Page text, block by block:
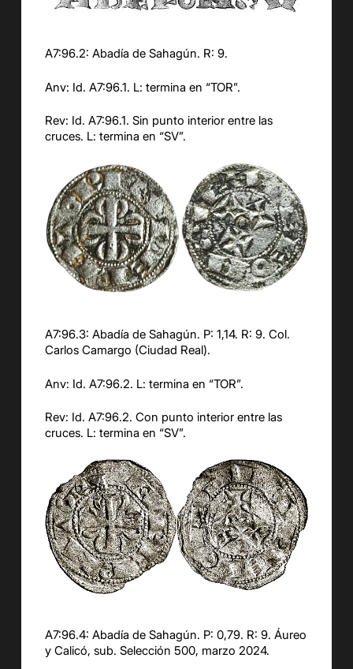
A7:96.2: Abadía de Sahagún. R: 9.
Anv: Id. A7:96.1. L: termina en “TOR”.
Rev: Id. A7:96.1. Sin punto interior entre las
cruces. L: termina en “SV”.
A7:96.3: Abadía de Sahagún. P: 1,14. R: 9. Col.
Carlos Camargo (Ciudad Real).
Anv: Id. A7:96.2. L: termina en “TOR”.
Rev: Id. A7:96.2. Con punto interior entre las
cruces. L: termina en “SV”.
A7:96.4: Abadía de Sahagún. P: 0,79. R: 9. Áureo
y Calicó, sub. Selección 500, marzo 2024.